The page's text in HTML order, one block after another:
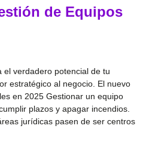
de Equipos
el verdadero potencial de tu
estratégico al negocio. El nuevo
en 2025 Gestionar un equipo
plazos y apagar incendios.
jurídicas pasen de ser centros